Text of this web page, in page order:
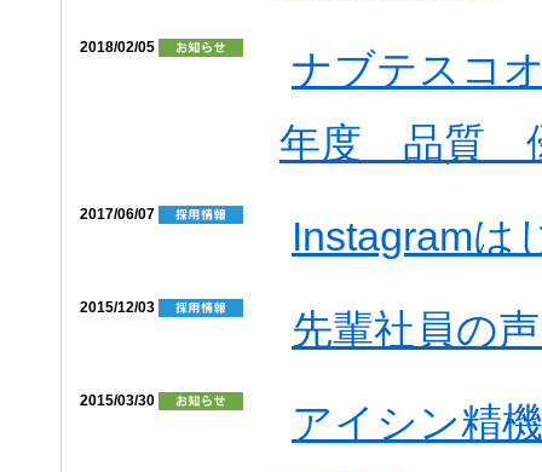
2018/02/05
ナブテスコ
年度 品質
2017/06/07 Instagramは
2015/12/03 先輩社員の
2015/03/30
アイシン精